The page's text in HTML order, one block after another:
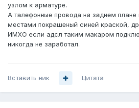
узлом к арматуре.
А талефонные провода на заднем
местами покрашеный синей краской,
ИМХО если адсл таким макаром
никогда не заработал.
Вставить ник Цитата